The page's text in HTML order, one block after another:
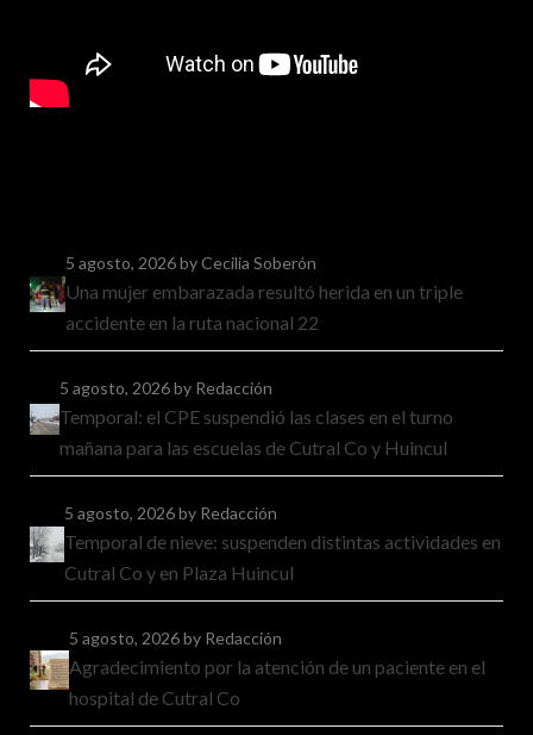
5 agosto, 2026by Cecilia Soberón
Una mujer embarazada resultó herida en un triple
accidente en la ruta nacional 22
5 agosto, 2026by Redacción
Temporal: el CPE suspendió las clases en el turno
mañana para las escuelas de Cutral Co y Huincul
5 agosto, 2026by Redacción
Temporal de nieve: suspenden distintas actividades en
Cutral Co y en Plaza Huincul
5 agosto, 2026by Redacción
Agradecimiento por la atención de un paciente en el
hospital de Cutral Co